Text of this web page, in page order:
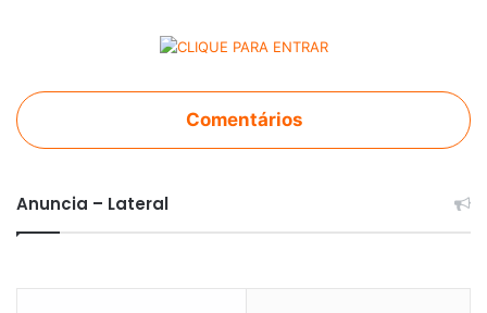
Comentários
Anuncia – Lateral